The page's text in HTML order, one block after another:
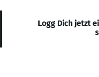
Logg Dich jetzt